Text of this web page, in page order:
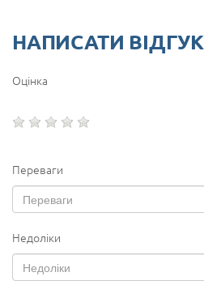
НАПИСАТИ ВІДГУК
Оцінка
Переваги
Недоліки